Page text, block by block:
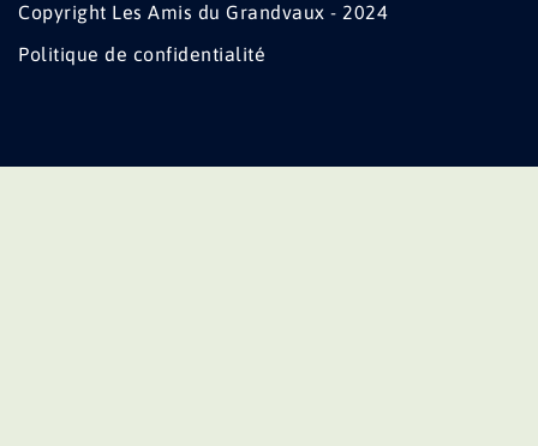
Copyright Les Amis du Grandvaux - 2024
Politique de confidentialité